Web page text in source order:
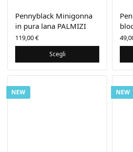
Pennyblack Minigonna
in pura lana PALMIZI
119,00€
Scegli
NEW NEW